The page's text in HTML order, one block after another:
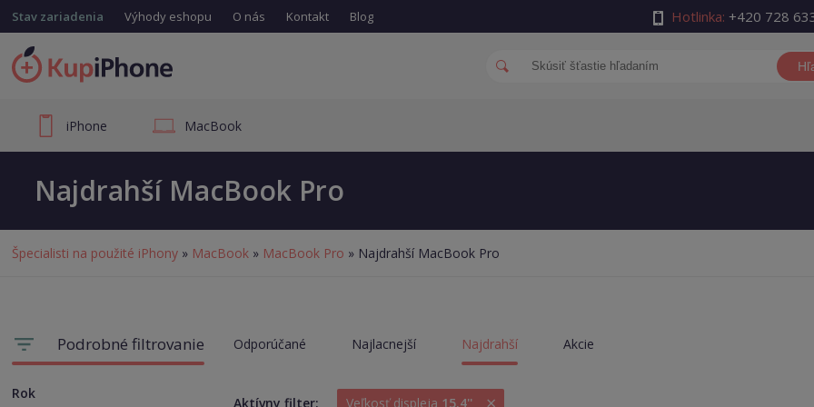
Stav zariadenia Výhody eshopu O nás Kontakt Blog Hotlinka: +420 728
iPhone MacBook
Najdrahší MacBook Pro
Špecialisti na použité iPhony » MacBook » MacBook Pro » Najdrahší MacBook Pro
Podrobné filtrovanie
Rok
Odporúčané Najlacnejší Najdrahší Akcie
Aktívny filter: Veľkosť displeja 15.4''